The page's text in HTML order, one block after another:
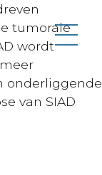
tumorale
wordt
onderliggende
van SIAD